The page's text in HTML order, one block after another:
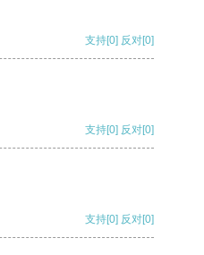
支持[0] 反对[0]
支持[0] 反对[0]
支持[0] 反对[0]